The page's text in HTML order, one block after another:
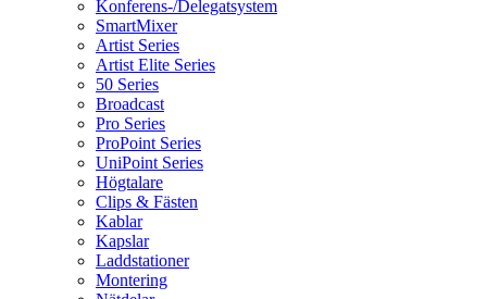
Konferens-/Delegatsystem
SmartMixer
Artist Series
Artist Elite Series
50 Series
Broadcast
Pro Series
ProPoint Series
UniPoint Series
Högtalare
Clips & Fästen
Kablar
Kapslar
Laddstationer
Montering